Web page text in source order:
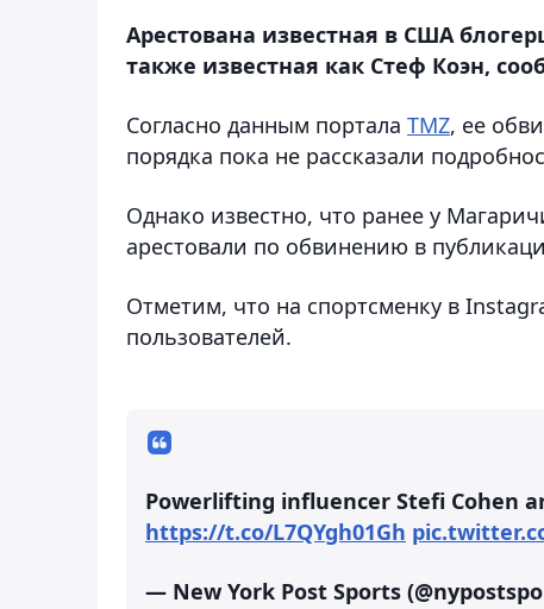
Арестована известная в США
также известная как Стеф Коэн,
Согласно данным портала TMZ, ее
порядка пока не рассказали
Однако известно, что ранее у
арестовали по обвинению в
Отметим, что на спортсменку в
пользователей.
Powerlifting influencer Stefi Cohen
https://t.co/L7QYgh01Gh
— New York Post Sports